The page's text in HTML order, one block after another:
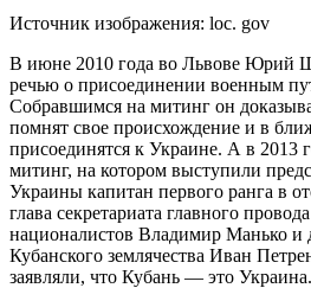
Источник изображения: loc. gov
В июне 2010 года во Львове Юрий
речью о присоединении военным
Собравшимся на митинг он
помнят свое происхождение и в
присоединятся к Украине. А в 2013
митинг, на котором выступили
Украины капитан первого ранга в
глава секретариата главного
националистов Владимир Манько и
Кубанского землячества Иван
заявляли, что Кубань — это Украина.